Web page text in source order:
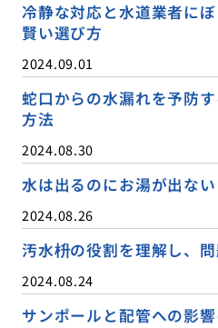
冷静な対応と水道業者に
賢い選び方
2024.09.01
蛇口からの水漏れを予防
方法
2024.08.30
水は出るのにお湯が出な
2024.08.26
汚水枡の役割を理解し、
2024.08.24
サンポールと配管への影